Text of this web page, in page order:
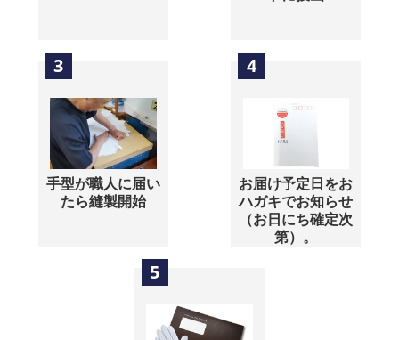
3
手型が職人に届い
たら縫製開始
4
お届け予定日をお
ハガキでお知らせ
（お日にち確定次
第）。
5